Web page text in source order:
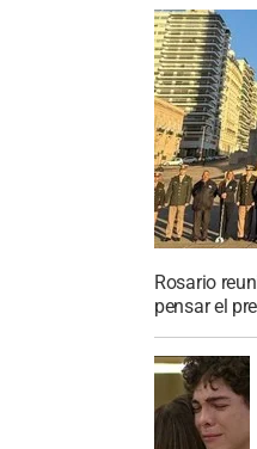
Rosario
pensar el